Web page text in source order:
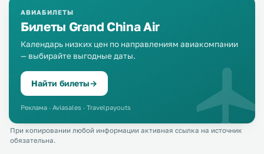
АВИАБИЛЕТЫ
Билеты Grand China Air
Календарь низких цен по направлениям авиакомпании
— выбирайте выгодные даты.
Найти билеты→
Реклама · Aviasales · Travelpayouts
При копировании любой информации активная ссылка на источник
обязательна.